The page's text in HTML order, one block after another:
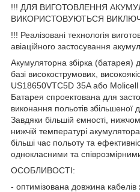
!!! ДЛЯ ВИГОТОВЛЕННЯ
ВИКОРИСТОВУЮТЬСЯ
!!! Реалізовані технологія
авіаційного застосування
Акумуляторна збірка (батарея)
базі високострумових,
US18650VTC5D 35A або
Батарея спроектована для
виконання польотів збільшеної
Завдяки більшій ємності,
нижчій температурі
більші час польоту та
однокласними та
ОСОБЛИВОСТІ:
- оптимізована довжина